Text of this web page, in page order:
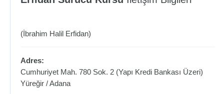
(İbrahim Halil Erfidan)
Adres:
Cumhuriyet Mah. 780 Sok. 2 (Yapı Kredi Bankası Üzeri)
Yüreğir /Adana